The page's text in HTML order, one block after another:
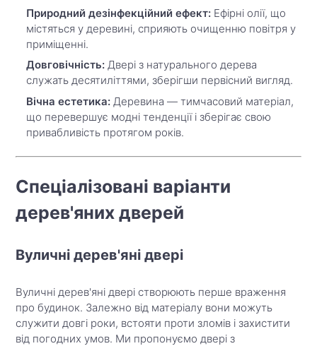
Природний дезінфекційний ефект: Ефірні олії, що
містяться у деревині, сприяють очищенню повітря у
приміщенні.
Довговічність: Двері з натурального дерева
служать десятиліттями, зберігши первісний вигляд.
Вічна естетика: Деревина — тимчасовий матеріал,
що перевершує модні тенденції і зберігає свою
привабливість протягом років.
Спеціалізовані варіанти
дерев'яних дверей
Вуличні дерев'яні двері
Вуличні дерев'яні двері створюють перше враження
про будинок. Залежно від матеріалу вони можуть
служити довгі роки, встояти проти зломів і захистити
від погодних умов. Ми пропонуємо двері з